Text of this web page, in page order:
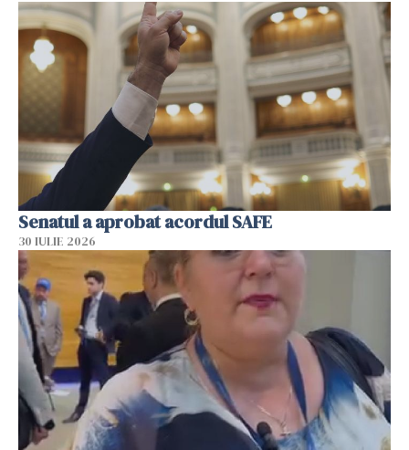
Senatul a aprobat acordul SAFE
30 IULIE 2026